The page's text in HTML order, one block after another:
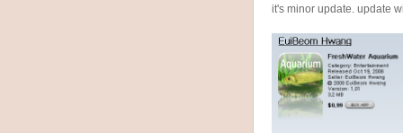
it's minor update. update